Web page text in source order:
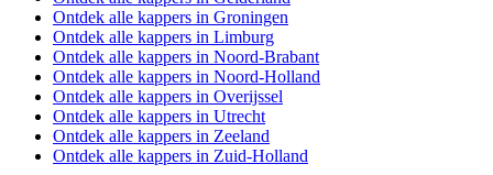
Ontdek alle kappers in Groningen
Ontdek alle kappers in Limburg
Ontdek alle kappers in Noord-Brabant
Ontdek alle kappers in Noord-Holland
Ontdek alle kappers in Overijssel
Ontdek alle kappers in Utrecht
Ontdek alle kappers in Zeeland
Ontdek alle kappers in Zuid-Holland